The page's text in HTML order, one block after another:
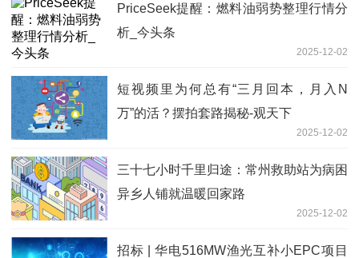
PriceSeek提醒：燃料油弱势整理行情分
析_今头条
2025-12-02
短视频里为何总有“三月回本，月入N
万”的活？摆拍套路揭秘-观天下
2025-12-02
三十七小时千里归途：常州救助站为病困
异乡人铺就温暖回家路
2025-12-02
招标 | 华电516MW渔光互补小EPC项目